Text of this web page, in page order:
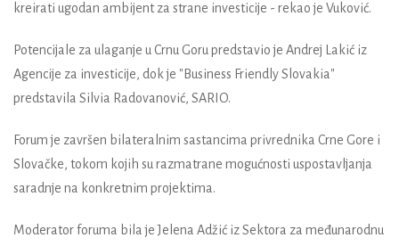
kreirati ugodan ambijent za strane investicije - rekao je Vuković.
Potencijale za ulaganje u Crnu Goru predstavio je Andrej Lakić iz
Agencije za investicije, dok je "Business Friendly Slovakia"
predstavila Silvia Radovanović, SARIO.
Forum je završen bilateralnim sastancima privrednika Crne Gore i
Slovačke, tokom kojih su razmatrane mogućnosti uspostavljanja
saradnje na konkretnim projektima.
Moderator foruma bila je Jelena Adžić iz Sektora za međunarodnu